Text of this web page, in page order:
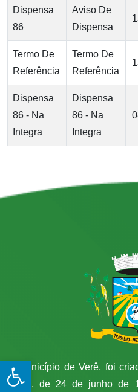
Open toolbar
Dispensa
86
Aviso De
Dispensa
Termo De
Referência
Termo De
Referência
Dispensa
86 - Na
Integra
Dispensa
86 - Na
Integra
O município de Verê, foi
4.729, de 24 de junho de